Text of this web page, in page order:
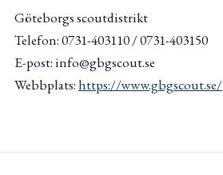
Göteborgs scoutdistrikt
Telefon: 0731-403110 / 0731-403150
E-post: info@gbgscout.se
Webbplats:https://www.gbgscout.se/